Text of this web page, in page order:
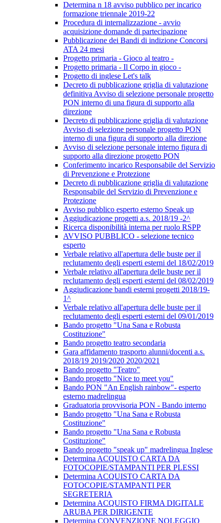
Determina n 18 avviso pubblico per incarico
formazione triennale 2019-22
Procedura di internalizzazione - avvio
acquisizione domande di partecipazione
Pubblicazione dei Bandi di indizione Concorsi
ATA 24 mesi
Progetto primaria - Gioco al teatro -
Progetto primaria - Il Corpo in gioco -
Progetto di inglese Let's talk
Decreto di pubblicazione griglia di valutazione
definitiva Avviso di selezione personale progetto
PON interno di una figura di supporto alla
direzione
Decreto di pubblicazione griglia di valutazione
Avviso di selezione personale progetto PON
interno di una figura di supporto alla direzione
Avviso di selezione personale interno figura di
supporto alla direzione progetto PON
Conferimento incarico Responsabile del Servizio
di Prevenzione e Protezione
Decreto di pubblicazione griglia di valutazione
Responsabile del Servizio di Prevenzione e
Protezione
Avviso pubblico esperto esterno Speak up
Aggiudicazione progetti a.s. 2018/19 -2^
Ricerca disponibilità interna per ruolo RSPP
AVVISO PUBBLICO - selezione tecnico
esperto
Verbale relativo all'apertura delle buste per il
reclutamento degli esperti esterni del 18/02/2019
Verbale relativo all'apertura delle buste per il
reclutamento degli esperti esterni del 08/02/2019
Aggiudicazione bandi esterni progetti 2018/19-
1^
Verbale relativo all'apertura delle buste per il
reclutamento degli esperti esterni del 09/01/2019
Bando progetto "Una Sana e Robusta
Costituzione"
Bando progetto teatro secondaria
Gara affidamento trasporto alunni/docenti a.s.
2018/19 2019/2020 2020/2021
Bando progetto "Teatro"
Bando progetto "Nice to meet you"
Bando PON "An English rainbow"- esperto
esterno madrelingua
Graduatoria provvisoria PON - Bando interno
Bando progetto "Una Sana e Robusta
Costituzione"
Bando progetto "Una Sana e Robusta
Costituzione"
Bando progetto "speak up" madrelingua Inglese
Determina ACQUISTO CARTA DA
FOTOCOPIE/STAMPANTI PER PLESSI
Determina ACQUISTO CARTA DA
FOTOCOPIE/STAMPANTI PER
SEGRETERIA
Determina ACQUISTO FIRMA DIGITALE
ARUBA PER DIRIGENTE
Determina CONVENZIONE NOLEGGIO